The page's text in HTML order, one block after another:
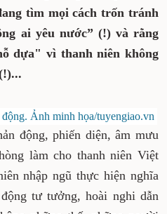
tìm mọi cách trốn tránh
ai yêu nước” (!) và rằng
dựa" vì thanh niên không
Ảnh minh họa/tuyengiao.vn
động, phiến diện, âm mưu
làm cho thanh niên Việt
nhập ngũ thực hiện nghĩa
tư tưởng, hoài nghi dẫn